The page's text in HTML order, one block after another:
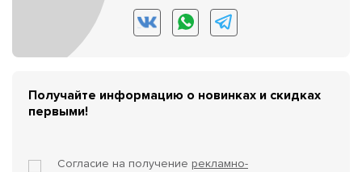
Получайте информацию о новинках и скидках
первыми!
Согласие на получение рекламно-